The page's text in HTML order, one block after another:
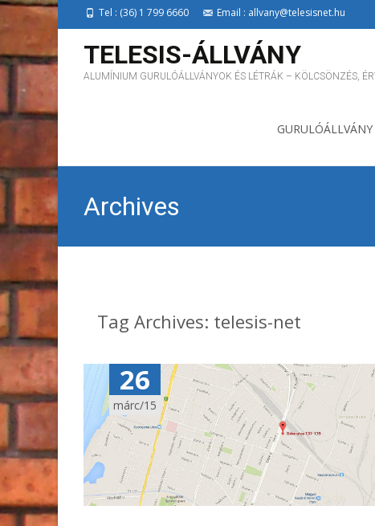
Tel : (36) 1 799 6660 Email : allvany@telesisnet.hu
TELESIS-ÁLLVÁNY
ALUMÍNIUM GURULÓÁLLVÁNYOK ÉS LÉTRÁK – KÖLCSÖNZÉS,
Archives
Tag Archives: telesis-net
26
márc/15